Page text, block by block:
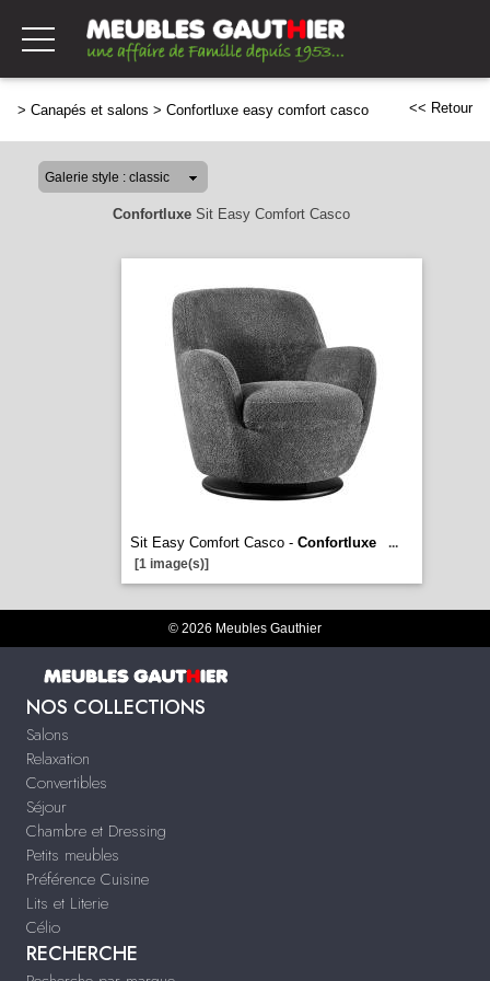
> Canapés et salons > Confortluxe easy comfort casco << Retour
ConfortluxeSit Easy Comfort Casco
Sit Easy Comfort Casco - Confortluxe
...
[1 image(s)]
© 2026 Meubles Gauthier
NOS COLLECTIONS
Salons
Relaxation
Convertibles
Séjour
Chambre et Dressing
Petits meubles
Préférence Cuisine
Lits et Literie
Célio
RECHERCHE